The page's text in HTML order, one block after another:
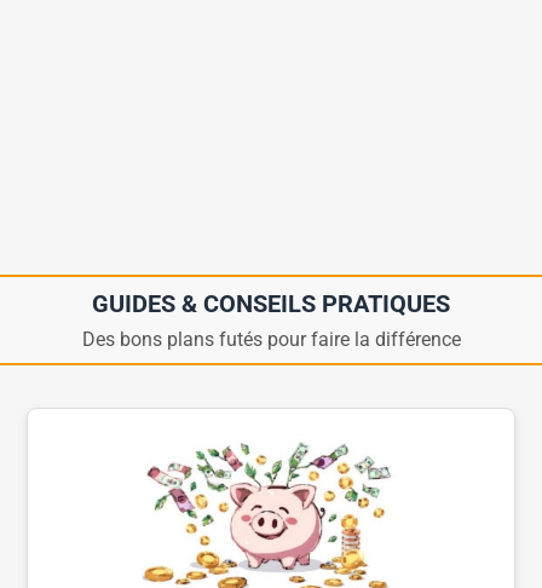
GUIDES & CONSEILS PRATIQUES
Des bons plans futés pour faire la différence